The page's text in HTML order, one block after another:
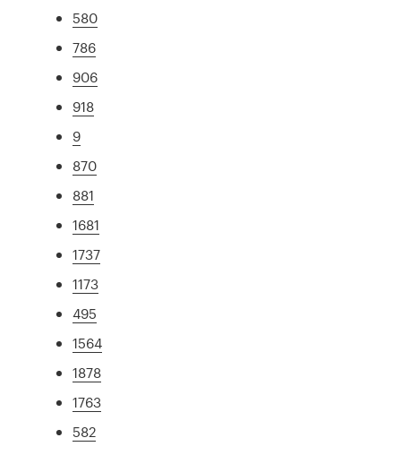
580
786
906
918
9
870
881
1681
1737
1173
495
1564
1878
1763
582